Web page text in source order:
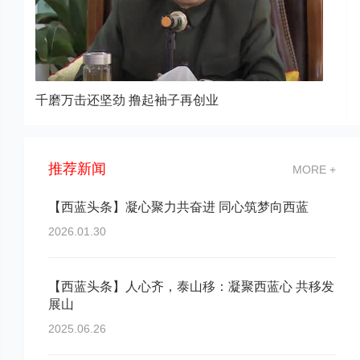
姬董事长发表对渭南“村村通”项目的感想
推荐新闻 MORE +
【西蓝头条】凝心聚力共奋进 同心筑梦向西蓝
2026.01.30
【西蓝头条】人心齐，泰山移：凝聚西蓝心 共移发
展山
2025.06.26